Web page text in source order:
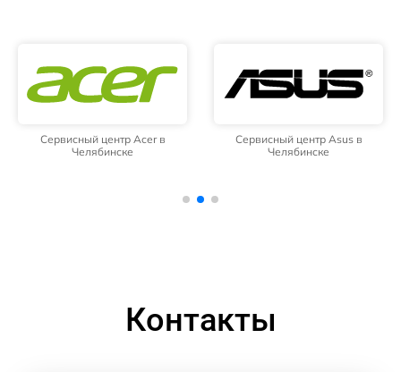
Сервисный центр Acer в
Челябинске
Сервисный центр Asus в
Челябинске
Контакты